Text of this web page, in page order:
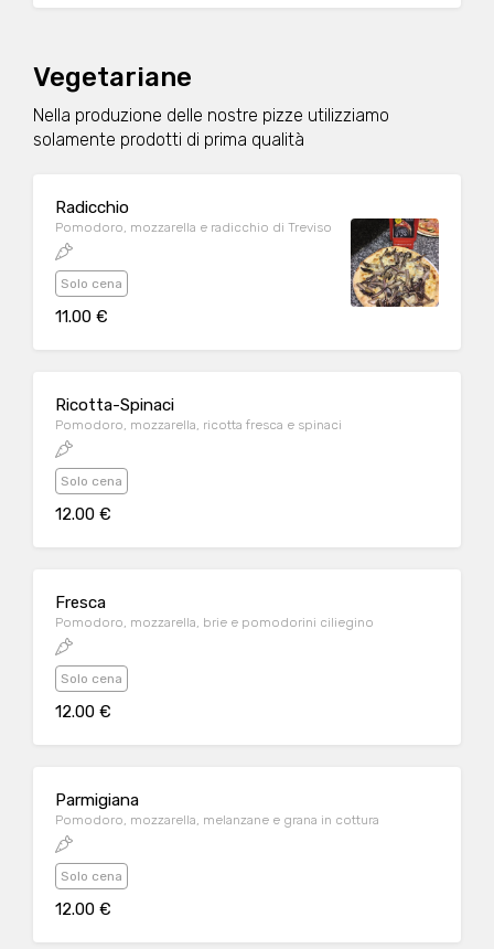
Vegetariane
Nella produzione delle nostre pizze utilizziamo
solamente prodotti di prima qualità
Radicchio
Pomodoro, mozzarella e radicchio di Treviso
Solo cena
11.00 €
Ricotta-Spinaci
Pomodoro, mozzarella, ricotta fresca e spinaci
Solo cena
12.00 €
Fresca
Pomodoro, mozzarella, brie e pomodorini ciliegino
Solo cena
12.00 €
Parmigiana
Pomodoro, mozzarella, melanzane e grana in cottura
Solo cena
12.00 €